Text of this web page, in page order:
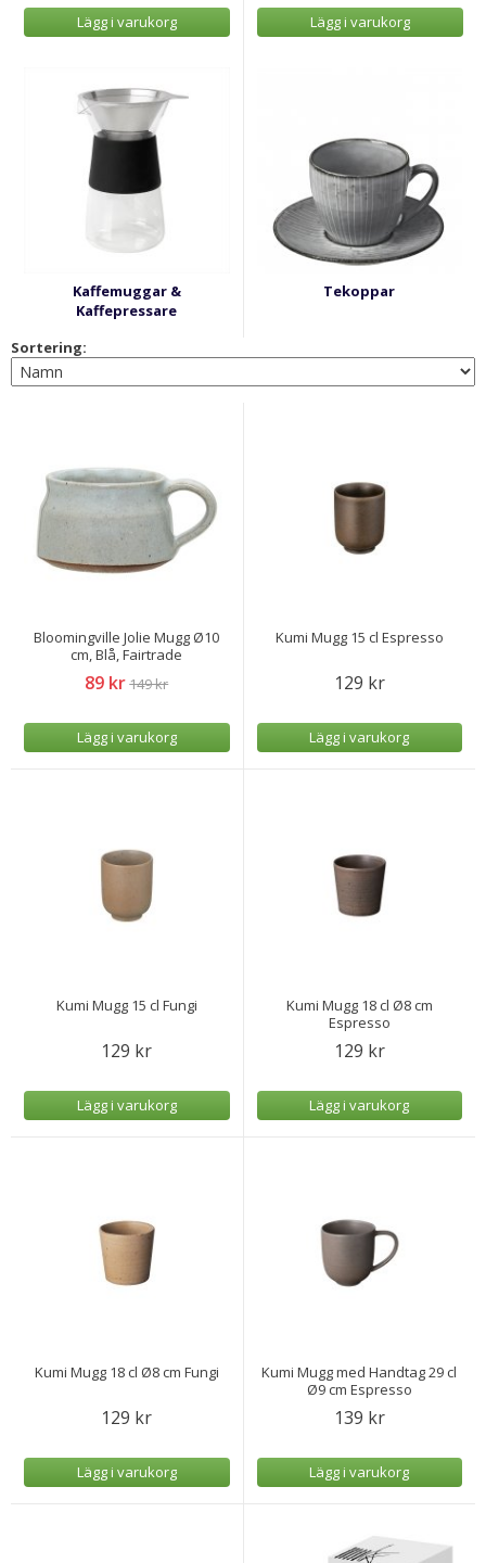
Lägg i varukorg Lägg i varukorg
Kaffemuggar &
Kaffepressare
Tekoppar
Sortering:
Bloomingville Jolie Mugg Ø10
cm, Blå, Fairtrade
89 kr149 kr
Lägg i varukorg
Kumi Mugg 15 cl Espresso
129 kr
Lägg i varukorg
Kumi Mugg 15 cl Fungi
129 kr
Lägg i varukorg
Kumi Mugg 18 cl Ø8 cm
Espresso
129 kr
Lägg i varukorg
Kumi Mugg 18 cl Ø8 cm Fungi
129 kr
Lägg i varukorg
Kumi Mugg med Handtag 29 cl
Ø9 cm Espresso
139 kr
Lägg i varukorg